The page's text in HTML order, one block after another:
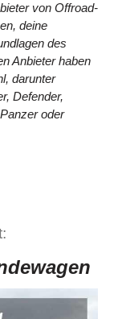
von Offroad-
deine
des
Anbieter haben
darunter
Defender,
oder